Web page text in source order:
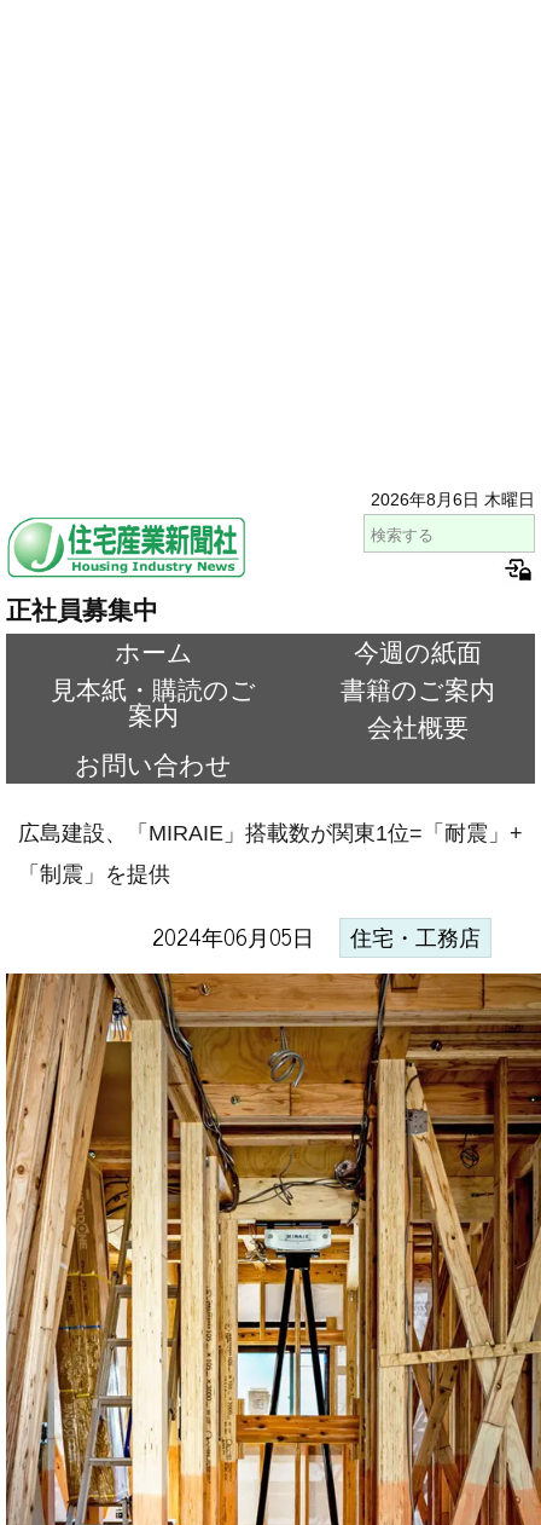
2026年8月6日 木曜日
正社員募集中
ホーム
今週の紙面
見本紙・購読のご
案内
書籍のご案内
会社概要
お問い合わせ
広島建設、「MIRAIE」搭載数が関東1位=「耐震」+
「制震」を提供
2024年06月05日 住宅・工務店